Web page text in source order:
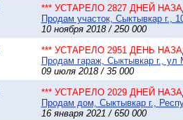
*** УСТАРЕЛО 2827 ДНЕЙ
Продам участок, Сыктывкар г.,
10 ноября 2018 / 250 000
*** УСТАРЕЛО 2951 ДЕНЬ
Продам гараж, Сыктывкар г., ул
09 июля 2018 / 35 000
*** УСТАРЕЛО 2029 ДНЕЙ
Продам дом, Сыктывкар г.,
16 января 2021 / 650 000